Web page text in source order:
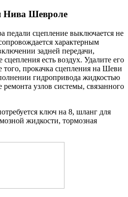
Нива Шевроле
педали сцепление выключается не
характерным
задней передачи,
есть воздух. Удалите его
прокачка сцепления на Шеви
гидропривода жидкостью
узлов системы, связанного
ключ на 8, шланг для
жидкости, тормозная